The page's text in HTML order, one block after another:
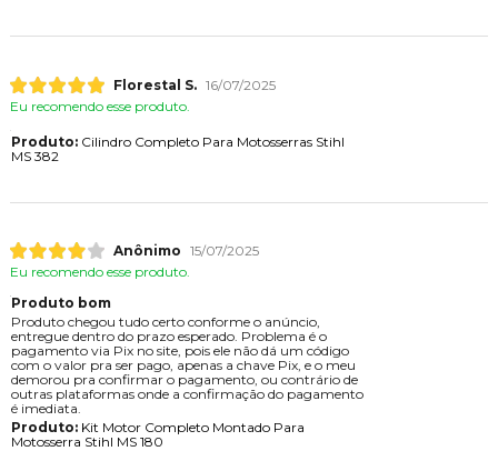
Florestal S. 16/07/2025
Eu recomendo esse produto.
Produto:Cilindro Completo Para Motosserras Stihl
MS 382
Anônimo 15/07/2025
Eu recomendo esse produto.
Produto bom
Produto chegou tudo certo conforme o anúncio,
entregue dentro do prazo esperado. Problema é o
pagamento via Pix no site, pois ele não dá um código
com o valor pra ser pago, apenas a chave Pix, e o meu
demorou pra confirmar o pagamento, ou contrário de
outras plataformas onde a confirmação do pagamento
é imediata.
Produto:Kit Motor Completo Montado Para
Motosserra Stihl MS 180